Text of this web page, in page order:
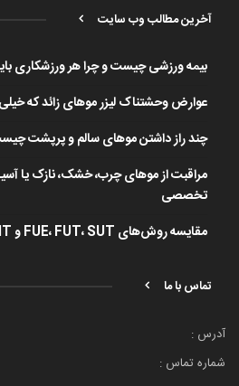
آخرین مطالب وب سایت
بیمه ورزشی چیست و چرا هر ورزشکاری
عوارض وحشتناک لیزر موهای زائد که
چند راز داشتن موهای سالم و پرپشت
مراقبت از موهای چرب، خشک، نازک یا
تخصصی
مقایسه روش‌های FUE، FUT، SUT و Micro FIT در کاشت مو
تماس با ما
آدرس :
شماره تماس :